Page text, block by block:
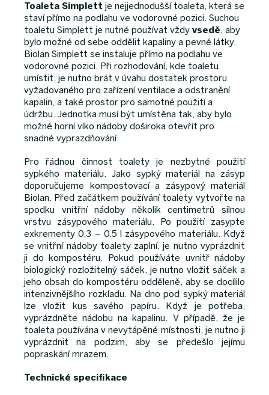
Toaleta Simplett je nejjednodušší toaleta, která se
staví přímo na podlahu ve vodorovné pozici. Suchou
toaletu Simplett je nutné používat vždy vsedě, aby
bylo možné od sebe oddělit kapaliny a pevné látky.
Biolan Simplett se instaluje přímo na podlahu ve
vodorovné pozici. Při rozhodování, kde toaletu
umístit, je nutno brát v úvahu dostatek prostoru
vyžadovaného pro zařízení ventilace a odstranění
kapalin, a také prostor pro samotné použití a
údržbu. Jednotka musí být umístěna tak, aby bylo
možné horní víko nádoby doširoka otevřít pro
snadné vyprazdňování.
Pro řádnou činnost toalety je nezbytné použití
sypkého materiálu. Jako sypký materiál na zásyp
doporučujeme kompostovací a zásypový materiál
Biolan. Před začátkem používání toalety vytvořte na
spodku vnitřní nádoby několik centimetrů silnou
vrstvu zásypového materiálu. Po použití zasypte
exkrementy 0,3 – 0,5 l zásypového materiálu. Když
se vnitřní nádoby toalety zaplní, je nutno vyprázdnit
ji do kompostéru. Pokud používáte uvnitř nádoby
biologický rozložitelný sáček, je nutno vložit sáček a
jeho obsah do kompostéru odděleně, aby se docílilo
intenzivnějšího rozkladu. Na dno pod sypký materiál
lze vložit kus savého papíru. Když je potřeba,
vyprázdněte nádobu na kapalinu. V případě, že je
toaleta používána v nevytápěné místnosti, je nutno ji
vyprázdnit na podzim, aby se předešlo jejímu
popraskání mrazem.
Technické specifikace